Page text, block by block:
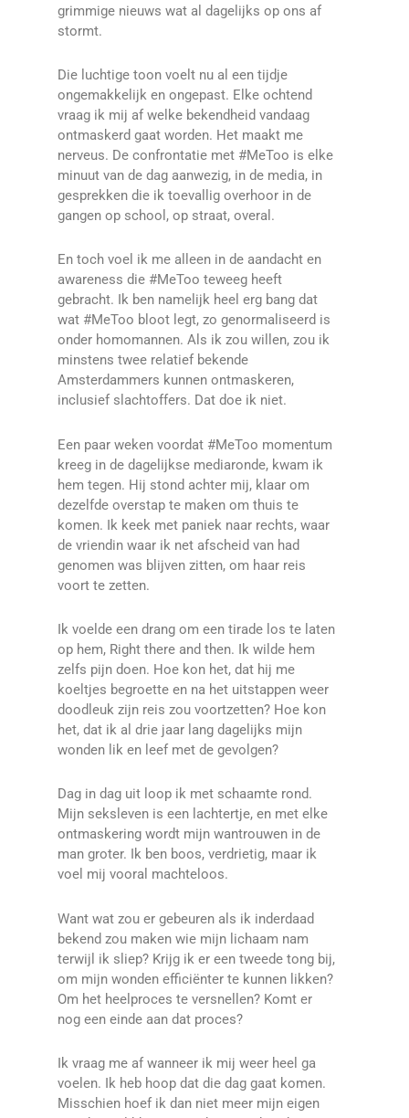
grimmige nieuws wat al dagelijks op ons af
stormt.
Die luchtige toon voelt nu al een tijdje
ongemakkelijk en ongepast. Elke ochtend
vraag ik mij af welke bekendheid vandaag
ontmaskerd gaat worden. Het maakt me
nerveus. De confrontatie met #MeToo is elke
minuut van de dag aanwezig, in de media, in
gesprekken die ik toevallig overhoor in de
gangen op school, op straat, overal.
En toch voel ik me alleen in de aandacht en
awareness die #MeToo teweeg heeft
gebracht. Ik ben namelijk heel erg bang dat
wat #MeToo bloot legt, zo genormaliseerd is
onder homomannen. Als ik zou willen, zou ik
minstens twee relatief bekende
Amsterdammers kunnen ontmaskeren,
inclusief slachtoffers. Dat doe ik niet.
Een paar weken voordat #MeToo momentum
kreeg in de dagelijkse mediaronde, kwam ik
hem tegen. Hij stond achter mij, klaar om
dezelfde overstap te maken om thuis te
komen. Ik keek met paniek naar rechts, waar
de vriendin waar ik net afscheid van had
genomen was blijven zitten, om haar reis
voort te zetten.
Ik voelde een drang om een tirade los te laten
op hem, Right there and then. Ik wilde hem
zelfs pijn doen. Hoe kon het, dat hij me
koeltjes begroette en na het uitstappen weer
doodleuk zijn reis zou voortzetten? Hoe kon
het, dat ik al drie jaar lang dagelijks mijn
wonden lik en leef met de gevolgen?
Dag in dag uit loop ik met schaamte rond.
Mijn seksleven is een lachtertje, en met elke
ontmaskering wordt mijn wantrouwen in de
man groter. Ik ben boos, verdrietig, maar ik
voel mij vooral machteloos.
Want wat zou er gebeuren als ik inderdaad
bekend zou maken wie mijn lichaam nam
terwijl ik sliep? Krijg ik er een tweede tong bij,
om mijn wonden efficiënter te kunnen likken?
Om het heelproces te versnellen? Komt er
nog een einde aan dat proces?
Ik vraag me af wanneer ik mij weer heel ga
voelen. Ik heb hoop dat die dag gaat komen.
Misschien hoef ik dan niet meer mijn eigen